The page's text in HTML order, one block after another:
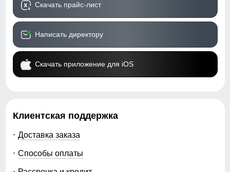
Скачать прайс-лист
Написать директору
Скачать приложение для iOS
Клиентская поддержка
Доставка заказа
Способы оплаты